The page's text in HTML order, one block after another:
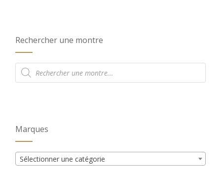
Rechercher une montre
Recherche
de
produits
Marques
Sélectionner une catégorie